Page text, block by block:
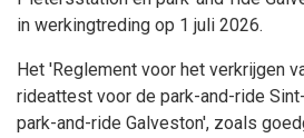
in werkingtreding op 1 juli 2026.
Het 'Reglement voor het verkrijgen
rideattest voor de park-and-ride
park-and-ride Galveston', zoals